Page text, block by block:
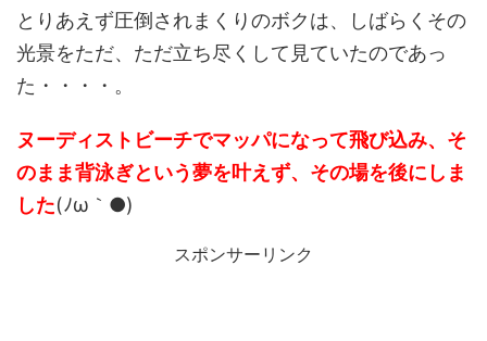
とりあえず圧倒されまくりのボクは、しばらくその
光景をただ、ただ立ち尽くして見ていたのであっ
た・・・・。
ヌーディストビーチでマッパになって飛び込み、そ
のまま背泳ぎという夢を叶えず、その場を後にしま
した(ﾉω｀●)
スポンサーリンク